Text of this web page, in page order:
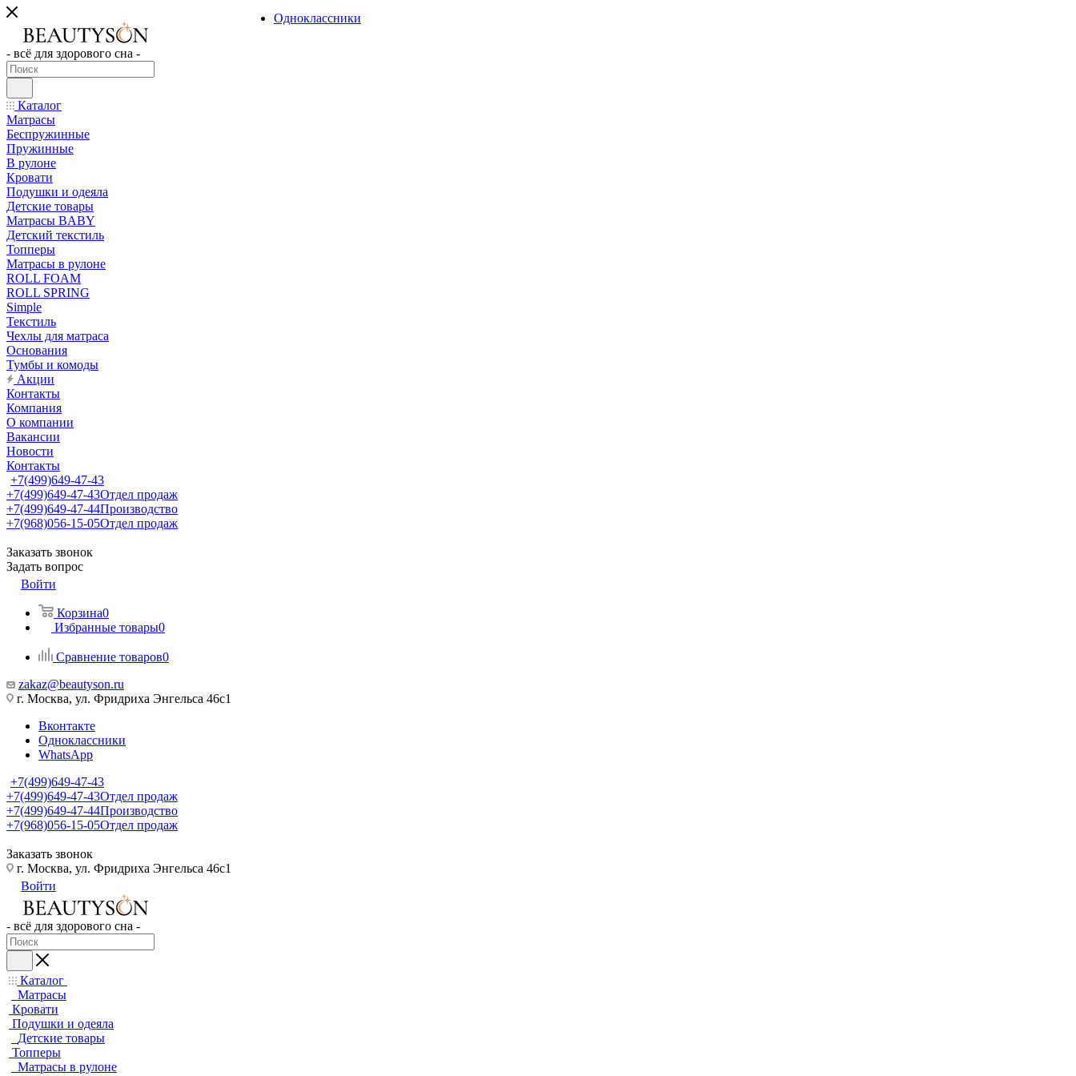
- всё для здорового сна -
Каталог
Матрасы
Беспружинные
Пружинные
В рулоне
Кровати
Подушки и одеяла
Детские товары
Матрасы BABY
Детский текстиль
Топперы
Матрасы в рулоне
ROLL FOAM
ROLL SPRING
Simple
Текстиль
Чехлы для матраса
Основания
Тумбы и комоды
Акции
Контакты
Компания
О компании
Вакансии
Новости
Контакты
+7(499)649-47-43
+7(499)649-47-43Отдел продаж
+7(499)649-47-44Производство
+7(968)056-15-05Отдел продаж
Заказать звонок
Задать вопрос
Войти
Корзина0
Избранные товары0
Сравнение товаров0
zakaz@beautyson.ru
г. Москва, ул. Фридриха Энгельса 46с1
Вконтакте
Одноклассники
WhatsApp
+7(499)649-47-43
+7(499)649-47-43Отдел продаж
+7(499)649-47-44Производство
+7(968)056-15-05Отдел продаж
Заказать звонок
Одноклассники
г. Москва, ул. Фридриха Энгельса 46с1
Войти
- всё для здорового сна -
Каталог
Матрасы
Кровати
Подушки и одеяла
Детские товары
Топперы
Матрасы в рулоне